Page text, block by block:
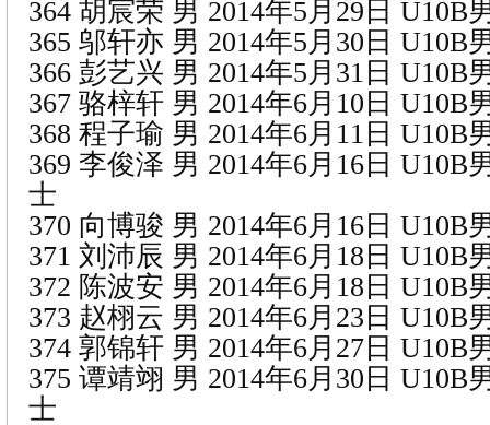
364 胡宸荣 男 2014年5月29日 U10B
365 邬轩亦 男 2014年5月30日 U10B
366 彭艺兴 男 2014年5月31日 U10B
367 骆梓轩 男 2014年6月10日 U10B
368 程子瑜 男 2014年6月11日 U10B
369 李俊泽 男 2014年6月16日 U10B
士
370 向博骏 男 2014年6月16日 U10B
371 刘沛辰 男 2014年6月18日 U10B
372 陈波安 男 2014年6月18日 U10B
373 赵栩云 男 2014年6月23日 U10B
374 郭锦轩 男 2014年6月27日 U10B
375 谭靖翊 男 2014年6月30日 U10B
士